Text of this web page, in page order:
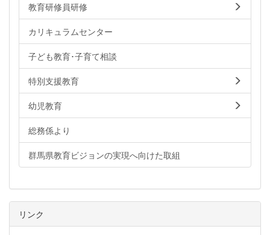
教育研修員研修
カリキュラムセンター
子ども教育･子育て相談
特別支援教育
幼児教育
総務係より
群馬県教育ビジョンの実現へ向けた取組
リンク